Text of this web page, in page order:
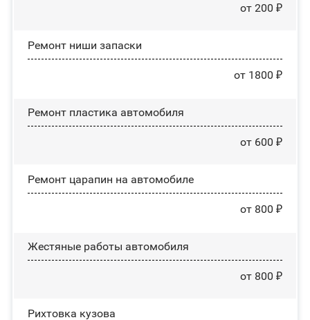
от 200 ₽
Ремонт ниши запаски
от 1800 ₽
Ремонт пластика автомобиля
от 600 ₽
Ремонт царапин на автомобиле
от 800 ₽
Жестяные работы автомобиля
от 800 ₽
Рихтовка кузова